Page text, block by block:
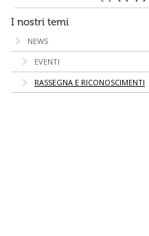
I nostri temi
NEWS
EVENTI
RASSEGNA E RICONOSCIMENTI